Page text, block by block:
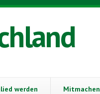
werden Mitmachen